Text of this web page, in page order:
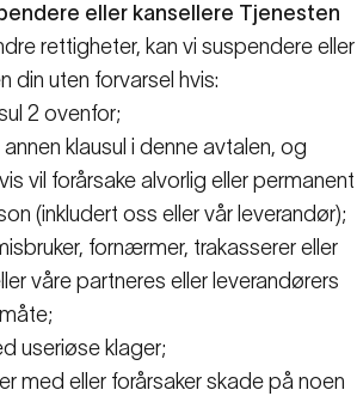
eller kansellere Tjenesten
rettigheter, kan vi suspendere eller
din uten forvarsel hvis:
2 ovenfor;
klausul i denne avtalen, og
vil forårsake alvorlig eller permanent
(inkludert oss eller vår leverandør);
fornærmer, trakasserer eller
våre partneres eller leverandørers
useriøse klager;
med eller forårsaker skade på noen